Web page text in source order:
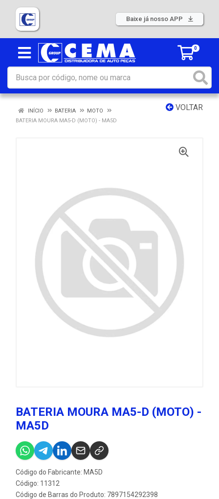
Baixe já nosso APP
0
VOLTAR
INÍCIO BATERIA
MOTO
BATERIA MOURA MA5-D (MOTO) - MA5D
BATERIA MOURA MA5-D (MOTO) -
MA5D
Código do Fabricante: MA5D
Código: 11312
Código de Barras do Produto: 7897154292398